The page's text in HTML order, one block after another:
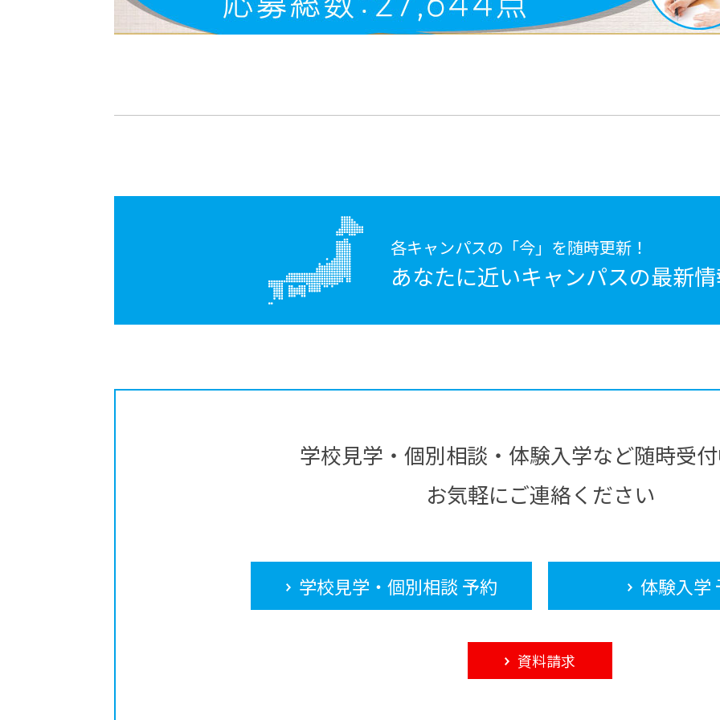
各キャンパスの「今」を随時更新！
あなたに近いキャンパスの最新
学校見学・個別相談・体験入学など随時受
お気軽にご連絡ください
学校見学・個別相談 予約 体験入学
資料請求